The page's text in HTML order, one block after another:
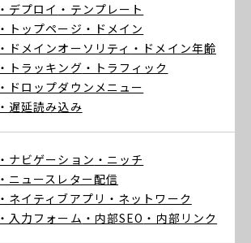
・デプロイ ・テンプレート
・トップページ ・ドメイン
・ドメインオーソリティ ・ドメイン年齢
・トラッキング ・トラフィック
・ドロップダウンメニュー
・遅延読み込み
・ナビゲーション ・ニッチ
・ニュースレター配信
・ネイティブアプリ ・ネットワーク
・入力フォーム ・内部SEO ・内部リンク